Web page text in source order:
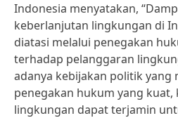
Indonesia menyatakan,
keberlanjutan lingkungan di
diatasi melalui penegakan
terhadap pelanggaran
adanya kebijakan politik yang
penegakan hukum yang kuat,
lingkungan dapat terjamin